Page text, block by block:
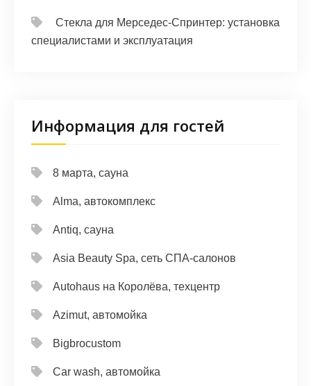
Стекла для Мерседес-Спринтер: установка
специалистами и эксплуатация
Информация для гостей
8 марта, сауна
Alma, автокомплекс
Antiq, сауна
Asia Beauty Spa, сеть СПА-салонов
Autohaus на Королёва, техцентр
Azimut, автомойка
Bigbrocustom
Car wash, автомойка